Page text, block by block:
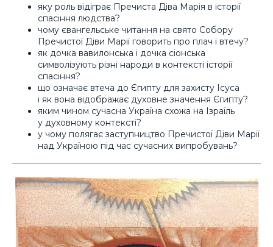
яку роль відіграє Пречиста Діва Марія в історії
спасіння людства?
чому євангельське читання на свято Собору
Пречистої Діви Марії говорить про плач і втечу?
як дочка вавилонська і дочка сіонська
символізують різні народи в контексті історії
спасіння?
що означає втеча до Єгипту для захисту Ісуса
і як вона відображає духовне значення Єгипту?
яким чином сучасна Україна схожа на Ізраїль
у духовному контексті?
у чому полягає заступництво Пречистої Діви Марії
над Україною під час сучасних випробувань?